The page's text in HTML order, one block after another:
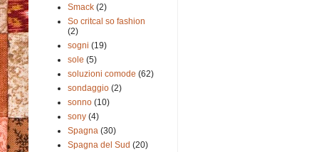
Smack (2)
So critcal so fashion
(2)
sogni (19)
sole (5)
soluzioni comode (62)
sondaggio (2)
sonno (10)
sony (4)
Spagna (30)
Spagna del Sud (20)